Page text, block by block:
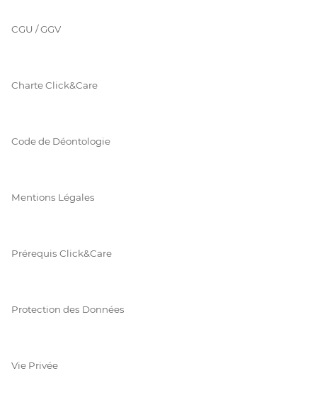
CGU / GGV
Charte Click&Care
Code de Déontologie
Mentions Légales
Prérequis Click&Care
Protection des Données
Vie Privée